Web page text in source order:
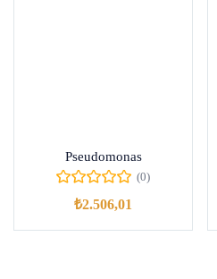
Pseudomonas
(0)
₺2.506,01